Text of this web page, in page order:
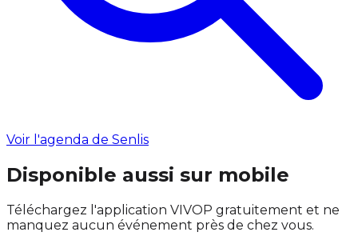
Voir l'agenda de Senlis
Disponible aussi sur mobile
Téléchargez l'application VIVOP gratuitement et ne
manquez aucun événement près de chez vous.